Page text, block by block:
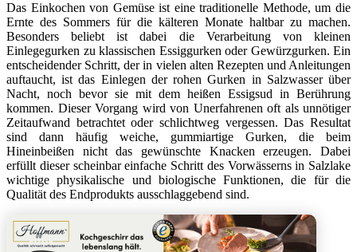
Das Einkochen von Gemüse ist eine traditionelle Methode, um die
Ernte des Sommers für die kälteren Monate haltbar zu machen.
Besonders beliebt ist dabei die Verarbeitung von kleinen
Einlegegurken zu klassischen Essiggurken oder Gewürzgurken. Ein
entscheidender Schritt, der in vielen alten Rezepten und Anleitungen
auftaucht, ist das Einlegen der rohen Gurken in Salzwasser über
Nacht, noch bevor sie mit dem heißen Essigsud in Berührung
kommen. Dieser Vorgang wird von Unerfahrenen oft als unnötiger
Zeitaufwand betrachtet oder schlichtweg vergessen. Das Resultat
sind dann häufig weiche, gummiartige Gurken, die beim
Hineinbeißen nicht das gewünschte Knacken erzeugen. Dabei
erfüllt dieser scheinbar einfache Schritt des Vorwässerns in Salzlake
wichtige physikalische und biologische Funktionen, die für die
Qualität des Endprodukts ausschlaggebend sind.